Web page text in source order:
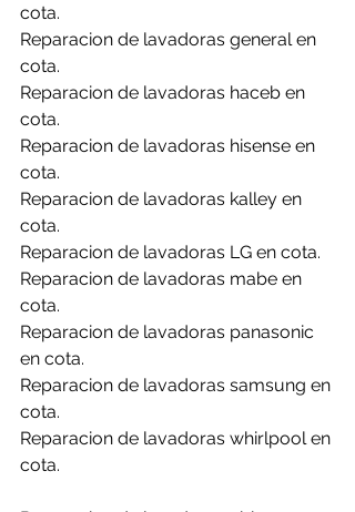
cota.
Reparacion de lavadoras general en
cota.
Reparacion de lavadoras haceb en
cota.
Reparacion de lavadoras hisense en
cota.
Reparacion de lavadoras kalley en
cota.
Reparacion de lavadoras LG en cota.
Reparacion de lavadoras mabe en
cota.
Reparacion de lavadoras panasonic
en cota.
Reparacion de lavadoras samsung en
cota.
Reparacion de lavadoras whirlpool en
cota.